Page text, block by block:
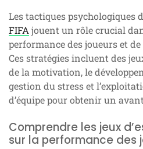
Les tactiques psychologiques
FIFAjouent un rôle crucial
performance des joueurs et
Ces stratégies incluent des
de la motivation, le
gestion du stress et
d’équipe pour obtenir un
Comprendre les jeux
sur la performance des